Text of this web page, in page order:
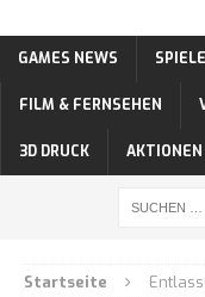
GAMES NEWS
FILM & FERNSEHEN
3D DRUCK AKTIONEN
Startseite